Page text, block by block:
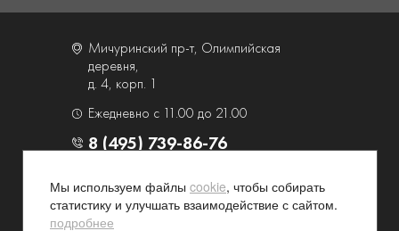
Мичуринский пр-т, Олимпийская
деревня,
д. 4, корп. 1
Ежедневно с 11.00 до 21.00
8 (495) 739-86-76
О компании
Услуги
Контакты и схема проезда
Наши преимущества
Мы используем файлы cookie, чтобы собирать
статистику и улучшать взаимодействие с сайтом.
подробнее